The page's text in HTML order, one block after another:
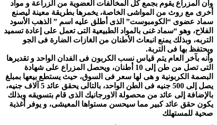
وأن المزراع يقوم بجمع كل المخالفات العضوية من الزراعة و مواد
أخرى مع روث من المواشى الخاصة، يخمرها بطريقة معينة ليصنع
سماد عضوى “الكومبوست” الذى أطلق عليه اسم ” الذهب الأسود
الفلاح، وهو “سماد غنى بالمواد الطبيعية التى تعمل على إعادة تسميد
التربه، وبذلك يمنع انبعاث الأطنان من الغازات الضارة فى الجو
ويحتفظ بها فى التربة.
وأنه بآخر العام يتم قياس نسب الكربون فى الفدان الواحد و تقديرها
التى تصل من طن إلى 10 أطنان، ويحصل المزراع على شهادة
البصمة الكربونية و هى لها سعر فى السوق، حيث يستطع بيعها بمبلغ
يصل إلى 500 جنيه فى الطن الواحد، بالتالى يحقق عائد 5 آلاف جنيه،
بالإضافة إلى عائد من محصولة الاورجانيك الذى قام بتسويقه وبذلك
يكون حقق عائد كبير مما سيحسن مستواها المعيشى، و يوفر أغذية
صحية للمستهلك